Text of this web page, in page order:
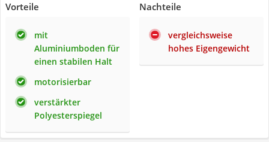
Vorteile
mit
Aluminiumboden für
einen stabilen Halt
motorisierbar
verstärkter
Polyesterspiegel
Nachteile
vergleichsweise
hohes Eigengewicht